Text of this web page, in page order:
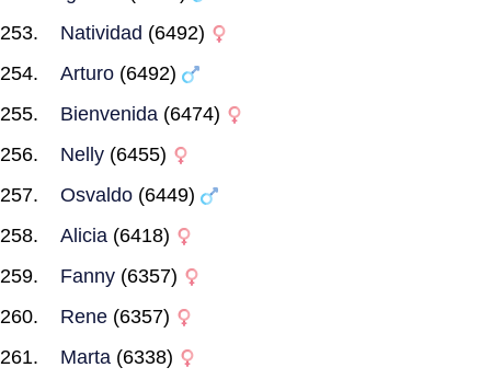
Natividad (6492)
Arturo (6492)
Bienvenida (6474)
Nelly (6455)
Osvaldo (6449)
Alicia (6418)
Fanny (6357)
Rene (6357)
Marta (6338)